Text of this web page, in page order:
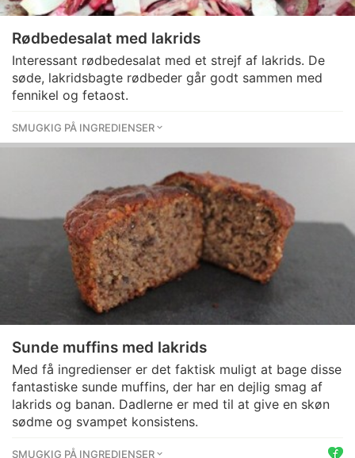
Rødbedesalat med lakrids
Interessant rødbedesalat med et strejf af lakrids. De
søde, lakridsbagte rødbeder går godt sammen med
fennikel og fetaost.
SMUGKIG PÅ INGREDIENSER
Sunde muffins med lakrids
Med få ingredienser er det faktisk muligt at bage disse
fantastiske sunde muffins, der har en dejlig smag af
lakrids og banan. Dadlerne er med til at give en skøn
sødme og svampet konsistens.
SMUGKIG PÅ INGREDIENSER